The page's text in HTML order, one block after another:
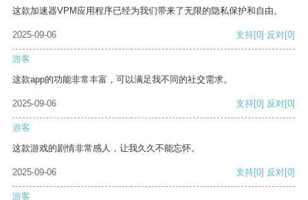
这款加速器VPM应用程序已经为我们带来了无限的隐私保护和自由。
2025-09-06 支持[0] 反对[0]
游客
这款app的功能非常丰富，可以满足我不同的社交需求。
2025-09-06 支持[0] 反对[0]
游客
这款游戏的剧情非常感人，让我久久不能忘怀。
2025-09-06 支持[0] 反对[0]
游客